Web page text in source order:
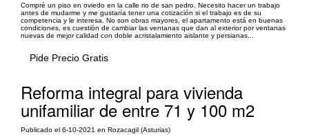
Compré un piso en oviedo en la calle rio de san pedro. Necesito hacer un trabajo
antes de mudarme y me gustaría tener una cotización si el trabajo es de su
competencia y le interesa. No son obras mayores, el apartamento está en buenas
condiciones, es cuestión de cambiar las ventanas que dan al exterior por ventanas
nuevas de mejor calidad con doble acristalamiento aislante y persianas...
Pide Precio Gratis
Reforma integral para vivienda
unifamiliar de entre 71 y 100 m2
Publicado el 6-10-2021 en Rozacagil (Asturias)